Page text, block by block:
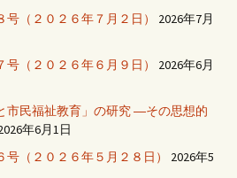
（２０２６年７月２日）
2026年7月
（２０２６年６月９日）
2026年6月
民福祉教育」の研究 ―その思想的
年6月1日
（２０２６年５月２８日）
2026年5